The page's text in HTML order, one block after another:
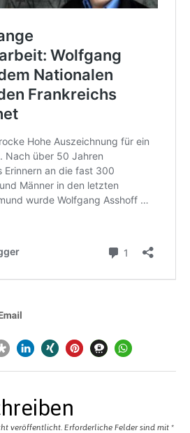
veröffentlicht. Erforderliche Felder sind mit *